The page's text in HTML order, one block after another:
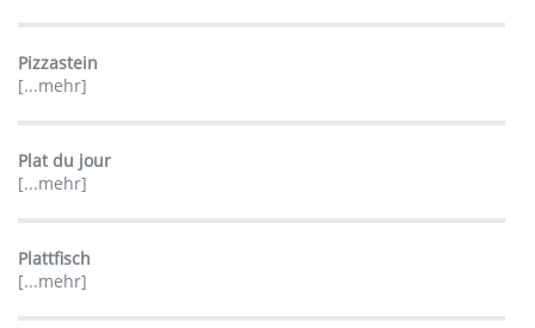
Pizzastein
[...mehr]
Plat du jour
[...mehr]
Plattfisch
[...mehr]